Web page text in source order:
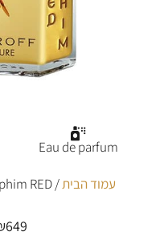
עמוד הבית/
RED
649
Eau de parfum